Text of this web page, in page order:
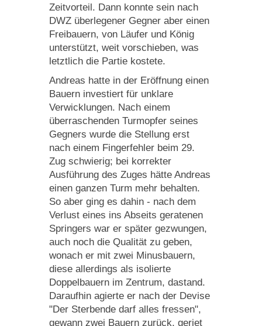
Zeitvorteil. Dann konnte sein nach
DWZ überlegener Gegner aber einen
Freibauern, von Läufer und König
unterstützt, weit vorschieben, was
letztlich die Partie kostete.
Andreas hatte in der Eröffnung einen
Bauern investiert für unklare
Verwicklungen. Nach einem
überraschenden Turmopfer seines
Gegners wurde die Stellung erst
nach einem Fingerfehler beim 29.
Zug schwierig; bei korrekter
Ausführung des Zuges hätte Andreas
einen ganzen Turm mehr behalten.
So aber ging es dahin - nach dem
Verlust eines ins Abseits geratenen
Springers war er später gezwungen,
auch noch die Qualität zu geben,
wonach er mit zwei Minusbauern,
diese allerdings als isolierte
Doppelbauern im Zentrum, dastand.
Daraufhin agierte er nach der Devise
"Der Sterbende darf alles fressen",
gewann zwei Bauern zurück, geriet